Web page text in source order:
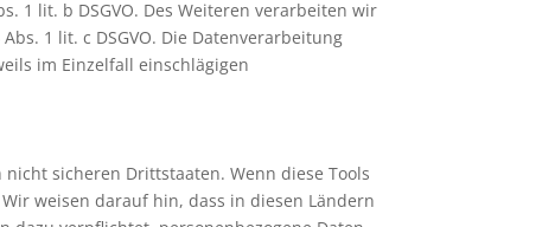
1 lit. b DSGVO. Des Weiteren verarbeiten wir
1 lit. c DSGVO. Die Datenverarbeitung
im Einzelfall einschlägigen
sicheren Drittstaaten. Wenn diese Tools
weisen darauf hin, dass in diesen Ländern